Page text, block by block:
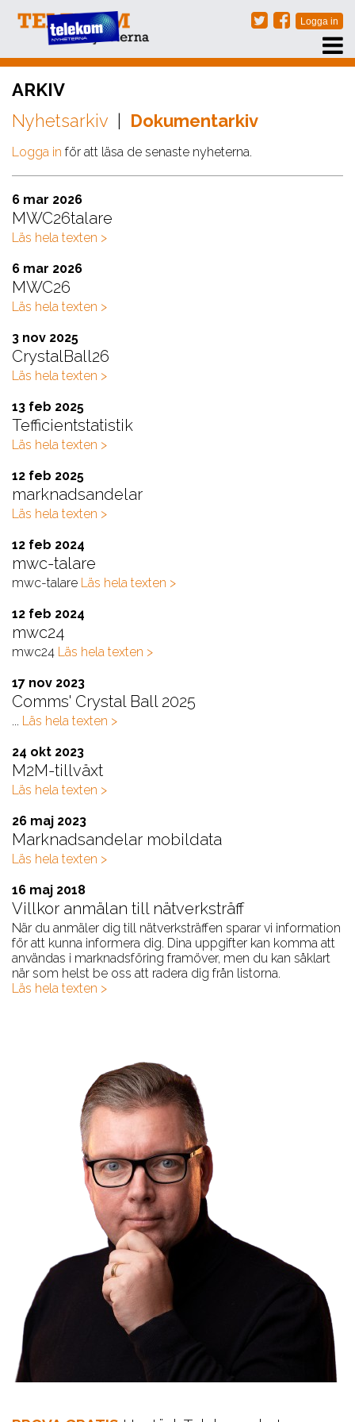
PRENUMERERA
EVENT
NÄTVERKSTRÄFFAR
ARKIV
OM OSS
KONTAKT
ARKIV
Nyhetsarkiv | Dokumentarkiv
Logga in för att läsa de senaste nyheterna.
6 mar 2026
MWC26talare
Läs hela texten >
6 mar 2026
MWC26
Läs hela texten >
3 nov 2025
CrystalBall26
Läs hela texten >
13 feb 2025
Tefficientstatistik
Läs hela texten >
12 feb 2025
marknadsandelar
Läs hela texten >
12 feb 2024
mwc-talare
mwc-talare Läs hela texten >
12 feb 2024
mwc24
mwc24 Läs hela texten >
17 nov 2023
Comms' Crystal Ball 2025
... Läs hela texten >
24 okt 2023
M2M-tillväxt
Läs hela texten >
26 maj 2023
Marknadsandelar mobildata
Läs hela texten >
16 maj 2018
Villkor anmälan till nätverksträff
När du anmäler dig till nätverksträffen sparar vi information
för att kunna informera dig. Dina uppgifter kan komma att
användas i marknadsföring framöver, men du kan såklart
när som helst be oss att radera dig från listorna.
Läs hela texten >